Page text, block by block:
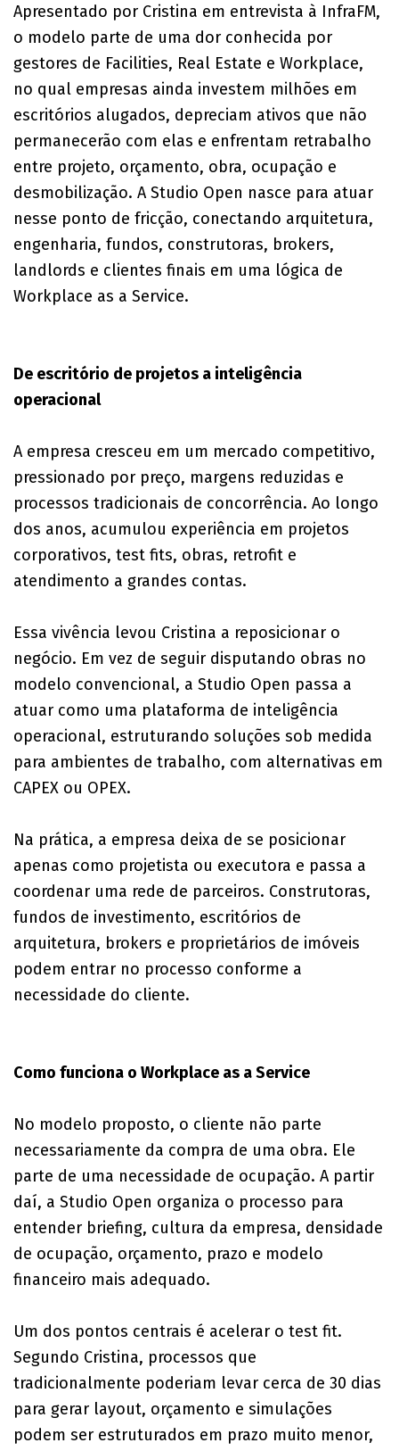
Apresentado por Cristina em entrevista à InfraFM,
o modelo parte de uma dor conhecida por
gestores de Facilities, Real Estate e Workplace,
no qual empresas ainda investem milhões em
escritórios alugados, depreciam ativos que não
permanecerão com elas e enfrentam retrabalho
entre projeto, orçamento, obra, ocupação e
desmobilização. A Studio Open nasce para atuar
nesse ponto de fricção, conectando arquitetura,
engenharia, fundos, construtoras, brokers,
landlords e clientes finais em uma lógica de
Workplace as a Service.
De escritório de projetos a inteligência
operacional
A empresa cresceu em um mercado competitivo,
pressionado por preço, margens reduzidas e
processos tradicionais de concorrência. Ao longo
dos anos, acumulou experiência em projetos
corporativos, test fits, obras, retrofit e
atendimento a grandes contas.
Essa vivência levou Cristina a reposicionar o
negócio. Em vez de seguir disputando obras no
modelo convencional, a Studio Open passa a
atuar como uma plataforma de inteligência
operacional, estruturando soluções sob medida
para ambientes de trabalho, com alternativas em
CAPEX ou OPEX.
Na prática, a empresa deixa de se posicionar
apenas como projetista ou executora e passa a
coordenar uma rede de parceiros. Construtoras,
fundos de investimento, escritórios de
arquitetura, brokers e proprietários de imóveis
podem entrar no processo conforme a
necessidade do cliente.
Como funciona o Workplace as a Service
No modelo proposto, o cliente não parte
necessariamente da compra de uma obra. Ele
parte de uma necessidade de ocupação. A partir
daí, a Studio Open organiza o processo para
entender briefing, cultura da empresa, densidade
de ocupação, orçamento, prazo e modelo
financeiro mais adequado.
Um dos pontos centrais é acelerar o test fit.
Segundo Cristina, processos que
tradicionalmente poderiam levar cerca de 30 dias
para gerar layout, orçamento e simulações
podem ser estruturados em prazo muito menor,